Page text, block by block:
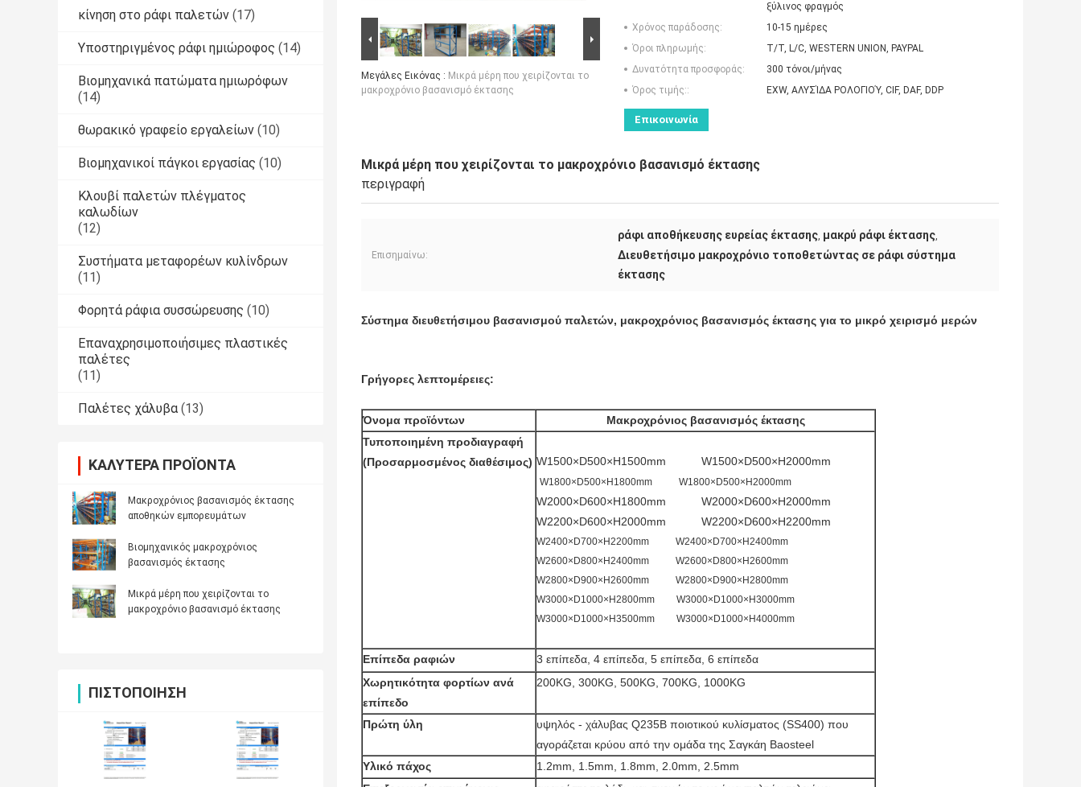
κίνηση στο ράφι παλετών (17)
Υποστηριγμένος ράφι ημιώροφος (14)
Βιομηχανικά πατώματα ημιωρόφων
(14)
θωρακικό γραφείο εργαλείων (10)
Βιομηχανικοί πάγκοι εργασίας (10)
Κλουβί παλετών πλέγματος
καλωδίων
(12)
Συστήματα μεταφορέων κυλίνδρων
(11)
Φορητά ράφια συσσώρευσης (10)
Επαναχρησιμοποιήσιμες πλαστικές
παλέτες
(11)
Παλέτες χάλυβα (13)
ΚΑΛΎΤΕΡΑ ΠΡΟΪΌΝΤΑ
Μακροχρόνιος βασανισμός έκτασης
αποθηκών εμπορευμάτων
Βιομηχανικός μακροχρόνιος
βασανισμός έκτασης
Μικρά μέρη που χειρίζονται το
μακροχρόνιο βασανισμό έκτασης
ΠΙΣΤΟΠΟΊΗΣΗ
Μεγάλες Εικόνας : Μικρά μέρη που χειρίζονται το
μακροχρόνιο βασανισμό έκτασης
ξύλινος φραγμός
Χρόνος παράδοσης:
10-15 ημέρες
Όροι πληρωμής:
T/T, L/C, WESTERN UNION, PAYPAL
Δυνατότητα προσφοράς:
300 τόνοι/μήνας
Όρος τιμής::
EXW, ΑΛΥΣΊΔΑ ΡΟΛΟΓΙΟΎ, CIF, DAF, DDP
Επικοινωνία
Μικρά μέρη που χειρίζονται το μακροχρόνιο βασανισμό έκτασης
περιγραφή
Επισημαίνω:
ράφι αποθήκευσης ευρείας έκτασης, μακρύ ράφι έκτασης,
Διευθετήσιμο μακροχρόνιο τοποθετώντας σε ράφι σύστημα
έκτασης
Σύστημα διευθετήσιμου βασανισμού παλετών, μακροχρόνιος βασανισμός έκτασης για το μικρό χειρισμό μερών
Γρήγορες λεπτομέρειες:
Όνομα προϊόντων
Μακροχρόνιος βασανισμός έκτασης
Τυποποιημένη προδιαγραφή
(Προσαρμοσμένος διαθέσιμος) W1500×D500×H1500mm W1500×D500×H2000mm
W1800×D500×H1800mm W1800×D500×H2000mm
W2000×D600×H1800mm W2000×D600×H2000mm
W2200×D600×H2000mm W2200×D600×H2200mm
W2400×D700×H2200mm W2400×D700×H2400mm
W2600×D800×H2400mm W2600×D800×H2600mm
W2800×D900×H2600mm W2800×D900×H2800mm
W3000×D1000×H2800mm W3000×D1000×H3000mm
W3000×D1000×H3500mm W3000×D1000×H4000mm
Επίπεδα ραφιών
3 επίπεδα, 4 επίπεδα, 5 επίπεδα, 6 επίπεδα
Χωρητικότητα φορτίων ανά
επίπεδο
200KG, 300KG, 500KG, 700KG, 1000KG
Πρώτη ύλη
υψηλός - χάλυβας Q235B ποιοτικού κυλίσματος (SS400) που
αγοράζεται κρύου από την ομάδα της Σαγκάη Baosteel
Υλικό πάχος
1.2mm, 1.5mm, 1.8mm, 2.0mm, 2.5mm